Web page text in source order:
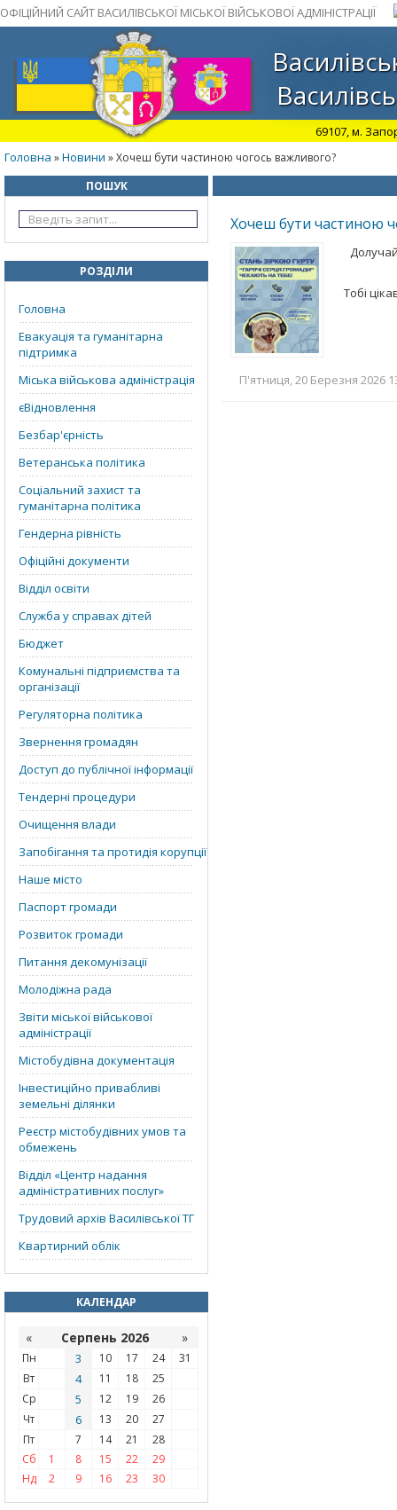
ОФІЦІЙНИЙ САЙТ ВАСИЛІВСЬКОЇ МІСЬКОЇ ВІЙСЬКОВОЇ АДМІНІСТРАЦІЇ
69107, м.
Головна »Новини » Хочеш бути частиною чогось важливого?
ПОШУК
РОЗДІЛИ
Головна
Евакуація та гуманітарна
підтримка
Міська військова адміністрація
єВідновлення
Безбар'єрність
Ветеранська політика
Соціальний захист та
гуманітарна політика
Гендерна рівність
Офіційні документи
Відділ освіти
Служба у справах дітей
Бюджет
Комунальні підприємства та
організації
Регуляторна політика
Звернення громадян
Доступ до публічної інформації
Тендерні процедури
Очищення влади
Запобігання та протидія корупції
Наше місто
Паспорт громади
Розвиток громади
Питання декомунізації
Молодіжна рада
Звіти міської військової
адміністрації
Містобудівна документація
Інвестиційно привабливі
земельні ділянки
Реєстр містобудівних умов та
обмежень
Відділ «‎Центр надання
адміністративних послуг»
Трудовий архів Василівської ТГ
Квартирний облік
КАЛЕНДАР
« Серпень 2026 »
Пн 3 10 17 24
31
Вт
4 11 18
25
Ср
5 12 19
26
Чт
6 13 20
27
Пт
7 14 21
28
Сб
1 8 15 22
29
Нд
2 9 16 23 30
Хочеш бути частиною
Тобі
П'ятниця, 20 Березня 2026